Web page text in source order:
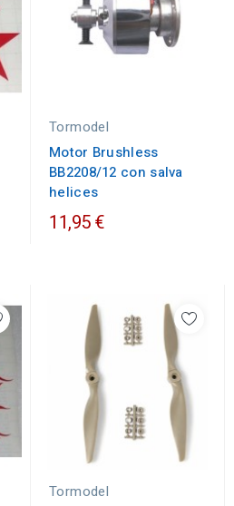
Tormodel
Motor Brushless
BB2208/12 con salva
helices
11,95 €
Tormodel